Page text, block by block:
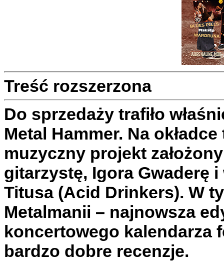
Treść rozszerzona
Do sprzedaży trafiło
Metal Hammer. Na
muzyczny projekt
gitarzystę, Igora Gwaderę
Titusa (Acid Drinkers). W
Metalmanii – najnowsza
koncertowego kalendarza
bardzo dobre recenzje.